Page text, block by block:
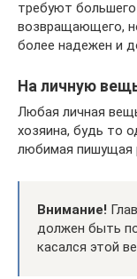
требуют
возвращающего,
более надежен и
На личную
Любая личная
хозяина, будь то
любимая пишущая
Внимание!
должен быть
касался этой